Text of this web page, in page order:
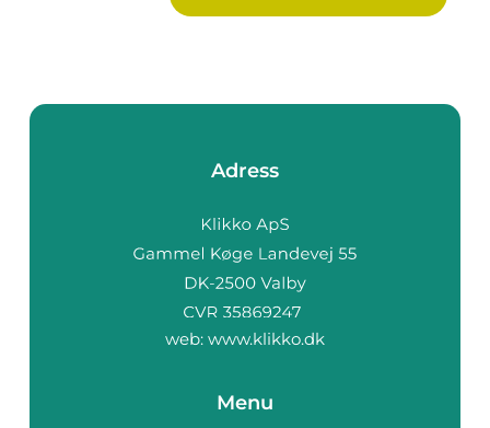
Adress
web: www.klikko.dk
Menu